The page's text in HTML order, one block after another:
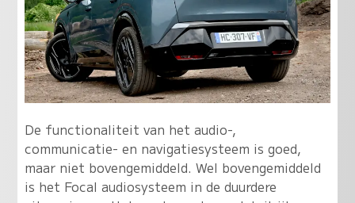
De functionaliteit van het audio-,
communicatie- en navigatiesysteem is goed,
maar niet bovengemiddeld. Wel bovengemiddeld
is het Focal audiosysteem in de duurdere